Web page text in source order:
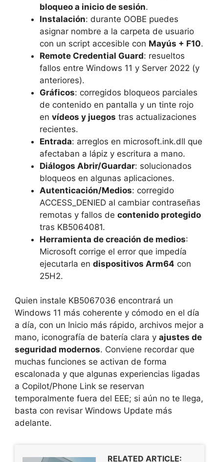
bloqueo a inicio de sesión.
Instalación: durante OOBE puedes
asignar nombre a la carpeta de usuario
con un script accesible con Mayús + F10.
Remote Credential Guard: resueltos
fallos entre Windows 11 y Server 2022 (y
anteriores).
Gráficos: corregidos bloqueos parciales
de contenido en pantalla y un tinte rojo
en vídeos y juegos tras actualizaciones
recientes.
Entrada: arreglos en microsoft.ink.dll que
afectaban a lápiz y escritura a mano.
Diálogos Abrir/Guardar: solucionados
bloqueos en algunas aplicaciones.
Autenticación/Medios: corregido
ACCESS_DENIED al cambiar contraseñas
remotas y fallos de contenido protegido
tras KB5064081.
Herramienta de creación de medios:
Microsoft corrige el error que impedía
ejecutarla en dispositivos Arm64 con
25H2.
Quien instale KB5067036 encontrará un
Windows 11 más coherente y cómodo en el día
a día, con un Inicio más rápido, archivos mejor a
mano, iconografía de batería clara y ajustes de
seguridad modernos. Conviene recordar que
muchas funciones se activan de forma
escalonada y que algunas experiencias ligadas
a Copilot/Phone Link se reservan
temporalmente fuera del EEE; si aún no te llega,
basta con revisar Windows Update más
adelante.
RELATED ARTICLE: